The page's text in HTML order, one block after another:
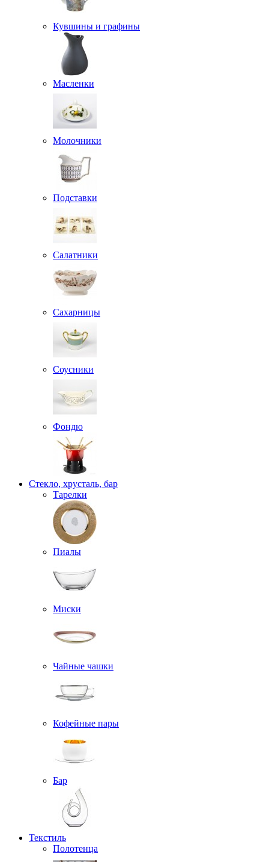
Кувшины и графины
Масленки
Молочники
Подставки
Салатники
Сахарницы
Соусники
Фондю
Стекло, хрусталь, бар
Тарелки
Пиалы
Миски
Чайные чашки
Кофейные пары
Бар
Текстиль
Полотенца